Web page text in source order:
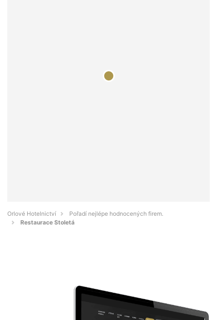
Orlové Hotelnictví
Pořadí nejlépe hodnocených firem.
Restaurace Stoletá